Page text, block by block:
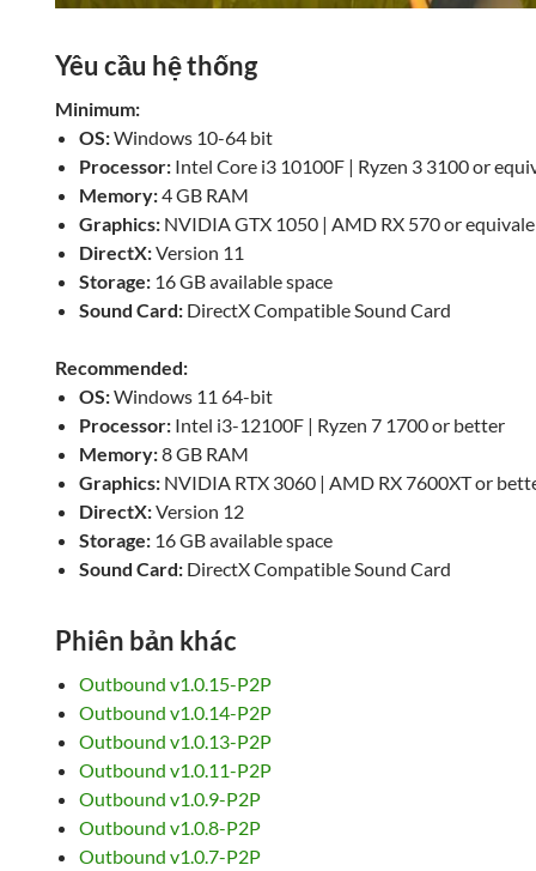
Yêu cầu hệ thống
Minimum:
OS:Windows 10-64 bit
Processor: Intel Core i3 10100F | Ryzen 3 3100 or
Memory:4 GB RAM
Graphics: NVIDIA GTX 1050 | AMD RX 570 or
DirectX:Version 11
Storage: 16 GB available space
Sound Card: DirectX Compatible Sound Card
Recommended:
OS:Windows 11 64-bit
Processor: Intel i3-12100F | Ryzen 7 1700 or better
Memory:8 GB RAM
Graphics: NVIDIA RTX 3060 | AMD RX 7600XT or
DirectX:Version 12
Storage: 16 GB available space
Sound Card: DirectX Compatible Sound Card
Phiên bản khác
Outbound v1.0.15-P2P
Outbound v1.0.14-P2P
Outbound v1.0.13-P2P
Outbound v1.0.11-P2P
Outbound v1.0.9-P2P
Outbound v1.0.8-P2P
Outbound v1.0.7-P2P